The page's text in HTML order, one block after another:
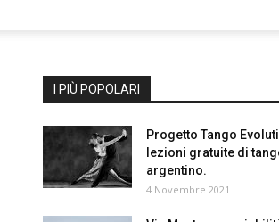
I PIÙ POPOLARI
Progetto Tango
lezioni gratuite di
argentino.
4 Novembre 2021